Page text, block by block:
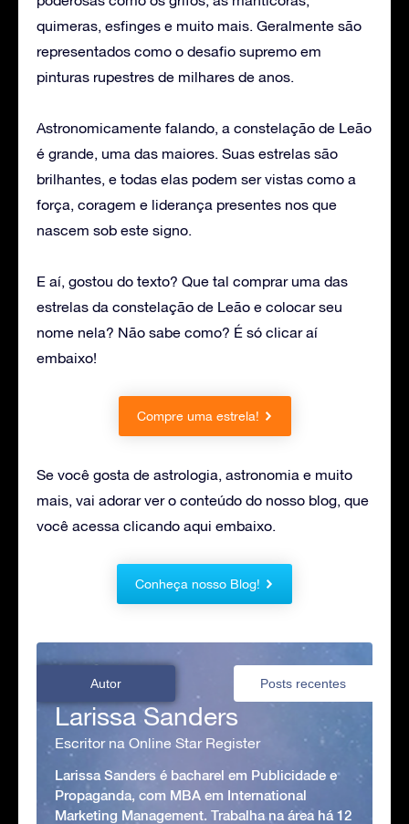
quimeras, esfinges e muito mais. Geralmente são
representados como o desafio supremo em
pinturas rupestres de milhares de anos.
Astronomicamente falando, a constelação de Leão
é grande, uma das maiores. Suas estrelas são
brilhantes, e todas elas podem ser vistas como a
força, coragem e liderança presentes nos que
nascem sob este signo.
E aí, gostou do texto? Que tal comprar uma das
estrelas da constelação de Leão e colocar seu
nome nela? Não sabe como? É só clicar aí
embaixo!
Compre uma estrela!
Se você gosta de astrologia, astronomia e muito
mais, vai adorar ver o conteúdo do nosso blog, que
você acessa clicando aqui embaixo.
Conheça nosso Blog!
Autor Posts recentes
Larissa Sanders
Escritor na Online Star Register
Larissa Sanders é bacharel em Publicidade e
Propaganda, com MBA em International
Marketing Management. Trabalha na área há 12